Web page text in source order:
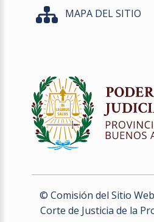
MAPA DEL SITIO
© Comisión del Sitio Web
Corte de Justicia de la